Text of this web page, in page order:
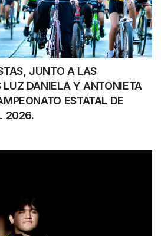
JUNTO A LAS
LUZ DANIELA Y ANTONIETA
ESTATAL DE
2026.